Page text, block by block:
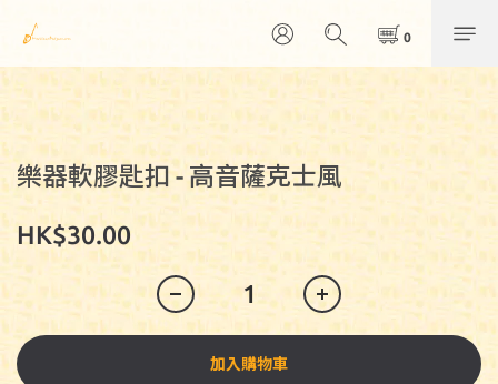
樂器軟膠匙扣 - 高音薩克士風
HK$30.00
加入購物車